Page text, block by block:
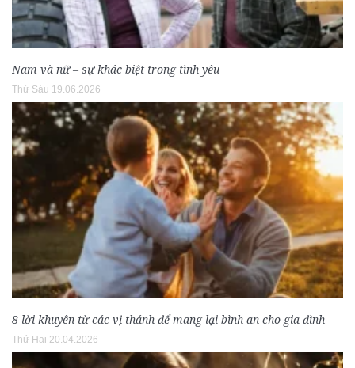
Nam và nữ – sự khác biệt trong tình yêu
Thứ Sáu 19.06.2026
8 lời khuyên từ các vị thánh để mang lại bình an cho gia đình
Thứ Hai 20.04.2026